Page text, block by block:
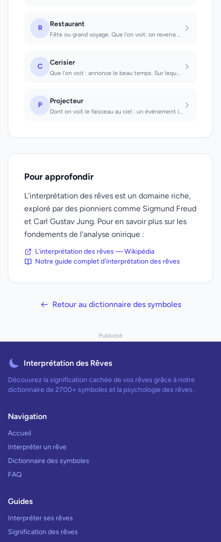
R Restaurant
Fête ou grand voyage. Que l'on voit: on reverra des connaissances. Dont on est u...
C Cerisier
Que l'on voit : annonce le beau temps. Sur lequel on grimpe : une amourette à co...
P Projecteur
Dont on voit le faisceau au ciel : un événement important. D'un véhicule automob...
Pour approfondir
L'interprétation des rêves est un domaine riche,
exploré par des pionniers comme Sigmund Freud
et Carl Gustav Jung. Pour en savoir plus sur les
fondements de l'analyse onirique :
L'interprétation des rêves — Wikipédia
Notre guide complet d'interprétation des rêves
Retour au dictionnaire des symboles
Publicité
Interprétation des Rêves
Découvrez la signification cachée de vos rêves grâce à notre
dictionnaire de 2700+ symboles et la psychologie des rêves.
Navigation
Accueil
Interpréter un rêve
Dictionnaire des symboles
FAQ
Guides
Interpréter ses rêves
Signification des rêves